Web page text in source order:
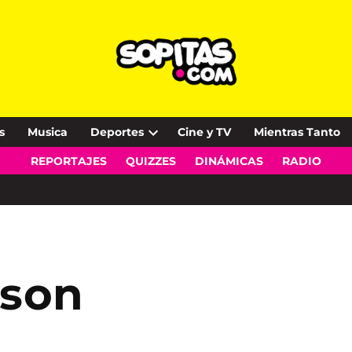
Musica Deportes
Open
dropdown
Cine y TV Mientras Tanto
REPORTAJES QUIZZES DINÁMICAS RADIO